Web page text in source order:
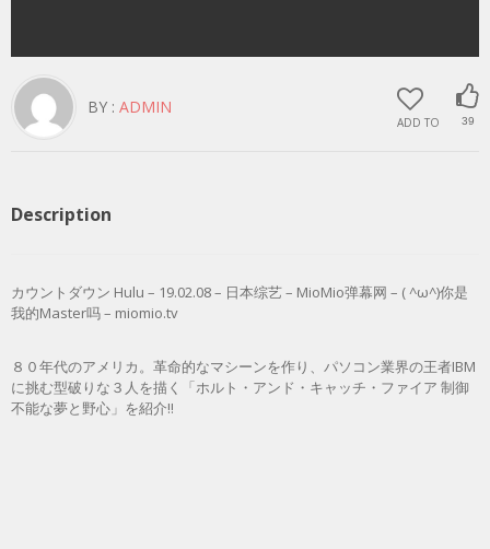
ADD TO 39
BY : ADMIN
Description
カウントダウン Hulu – 19.02.08 – 日本综艺 – MioMio弹幕网 – ( ^ω^)你是
我的Master吗 – miomio.tv
８０年代のアメリカ。革命的なマシーンを作り、パソコン業界の王者IBM
に挑む型破りな３人を描く「ホルト・アンド・キャッチ・ファイア 制御
不能な夢と野心」を紹介!!